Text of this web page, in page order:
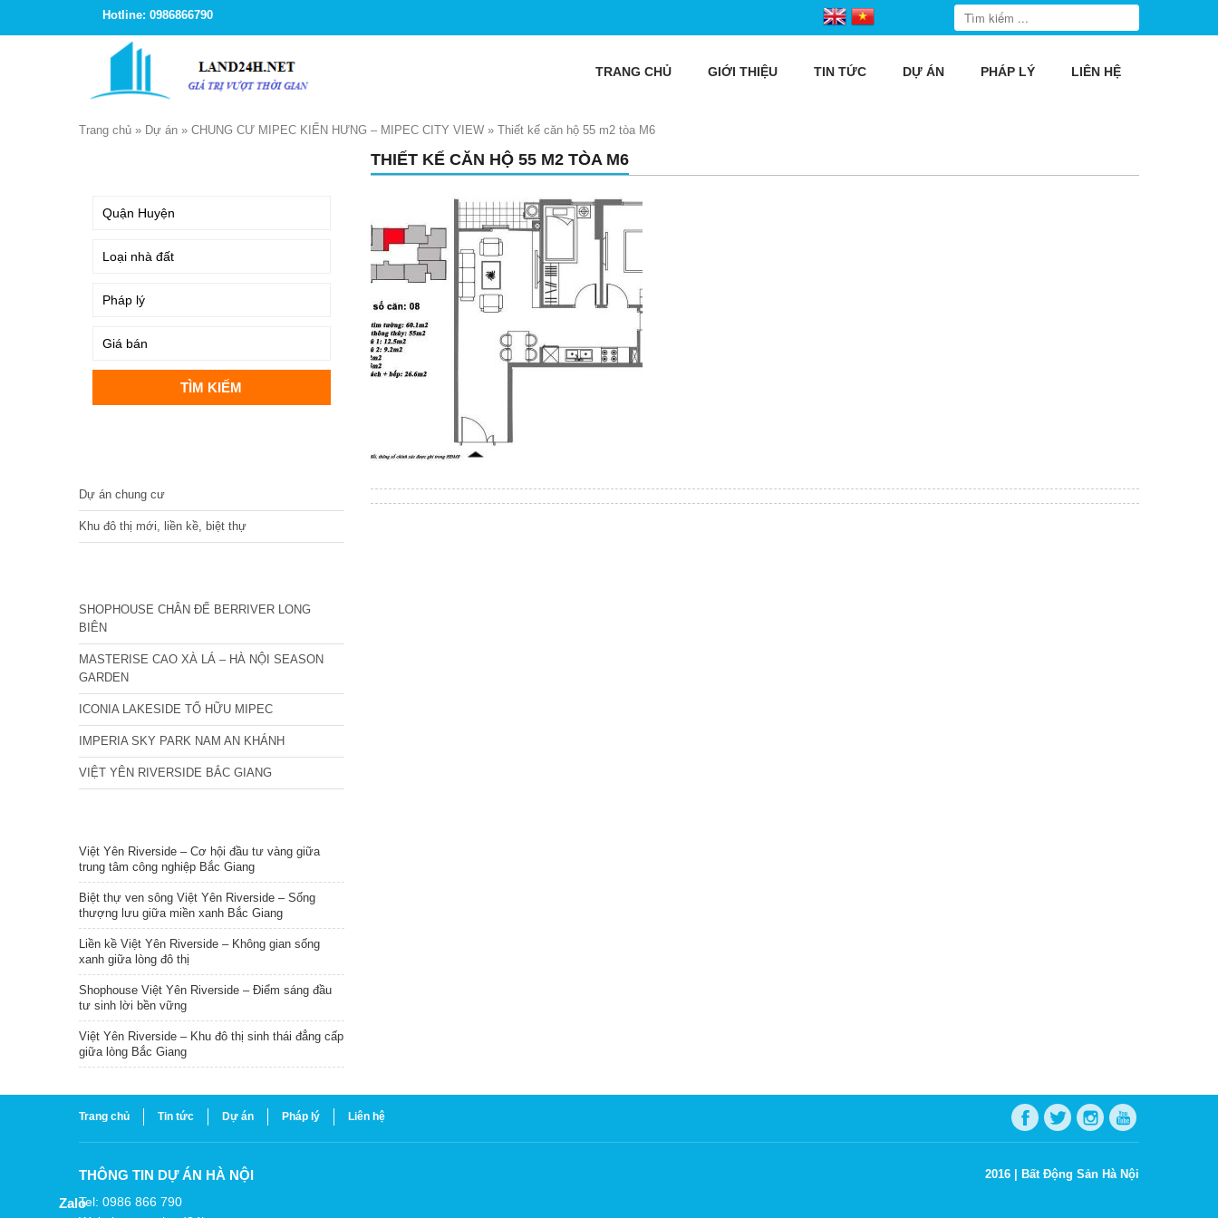
Hotline: 0986866790
TRANG CHỦ GIỚI THIỆU TIN TỨC DỰ ÁN PHÁP LÝ LIÊN HỆ
Trang chủ » Dự án » CHUNG CƯ MIPEC KIẾN HƯNG – MIPEC CITY VIEW » Thiết kế căn hộ 55 m2 tòa M6
THIẾT KẾ CĂN HỘ 55 M2 TÒA M6
Dự án chung cư
Khu đô thị mới, liền kề, biệt thự
SHOPHOUSE CHÂN ĐẾ BERRIVER LONG
BIÊN
MASTERISE CAO XÀ LÁ – HÀ NỘI SEASON
GARDEN
ICONIA LAKESIDE TỐ HỮU MIPEC
IMPERIA SKY PARK NAM AN KHÁNH
VIỆT YÊN RIVERSIDE BẮC GIANG
Việt Yên Riverside – Cơ hội đầu tư vàng giữa
trung tâm công nghiệp Bắc Giang
Biệt thự ven sông Việt Yên Riverside – Sống
thượng lưu giữa miền xanh Bắc Giang
Liền kề Việt Yên Riverside – Không gian sống
xanh giữa lòng đô thị
Shophouse Việt Yên Riverside – Điểm sáng đầu
tư sinh lời bền vững
Việt Yên Riverside – Khu đô thị sinh thái đẳng cấp
giữa lòng Bắc Giang
Trang chủ Tin tức Dự án Pháp lý Liên hệ
THÔNG TIN DỰ ÁN HÀ NỘI
Tel: 0986 866 790
2016 | Bất Động Sản Hà Nội
Zalo